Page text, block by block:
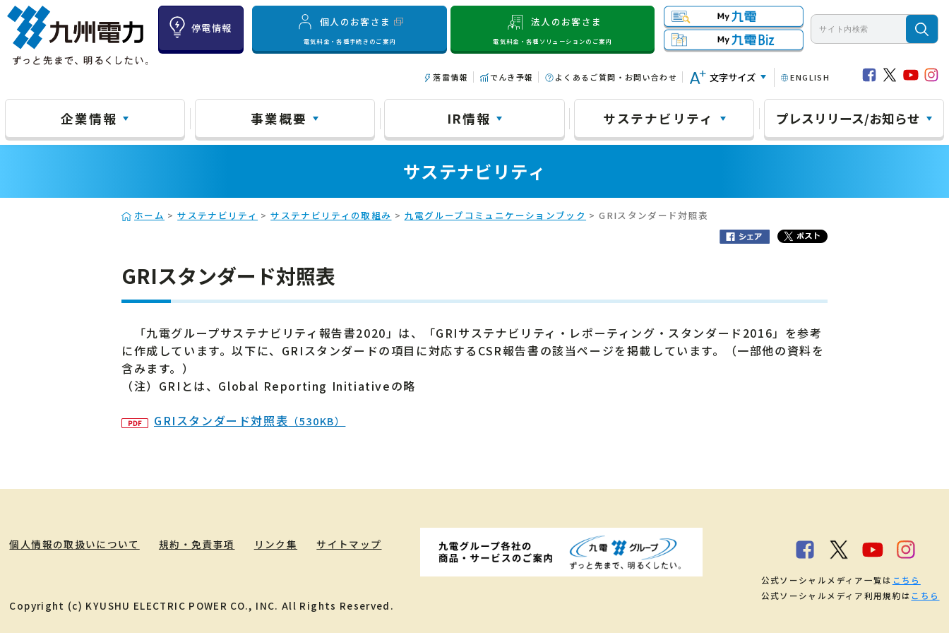
停電情報
個人のお客さま
電気料金・各種手続きのご案内
法人のお客さま
電気料金・各種ソリューションのご案内
落雷情報 でんき予報 よくあるご質問・お問い合わせ 文字サイズ ENGLISH
企業情報 事業概要 IR情報 サステナビリティ プレスリリース/お知らせ
サステナビリティ
ホーム >サステナビリティ >サステナビリティの取組み > 九電グループコミュニケーションブック > GRIスタンダード対照表
GRIスタンダード対照表
「九電グループサステナビリティ報告書2020」は、「GRIサステナビリティ・レポーティング・スタンダード2016」を参考
に作成しています。以下に、GRIスタンダードの項目に対応するCSR報告書の該当ページを掲載しています。（一部他の資料を
含みます。）
（注）GRIとは、Global Reporting Initiativeの略
GRIスタンダード対照表 （530KB）
個人情報の取扱いについて 規約・免責事項 リンク集 サイトマップ
Copyright (c) KYUSHU ELECTRIC POWER CO., INC. All Rights Reserved.
公式ソーシャルメディア一覧は こちら
公式ソーシャルメディア利用規約は こちら